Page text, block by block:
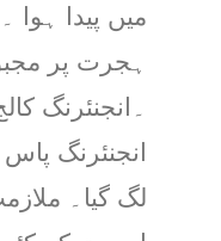
میں پیدا ہوا
ہجرت پر
۔انجنئرنگ
انجنئرنگ
لگ گیا۔